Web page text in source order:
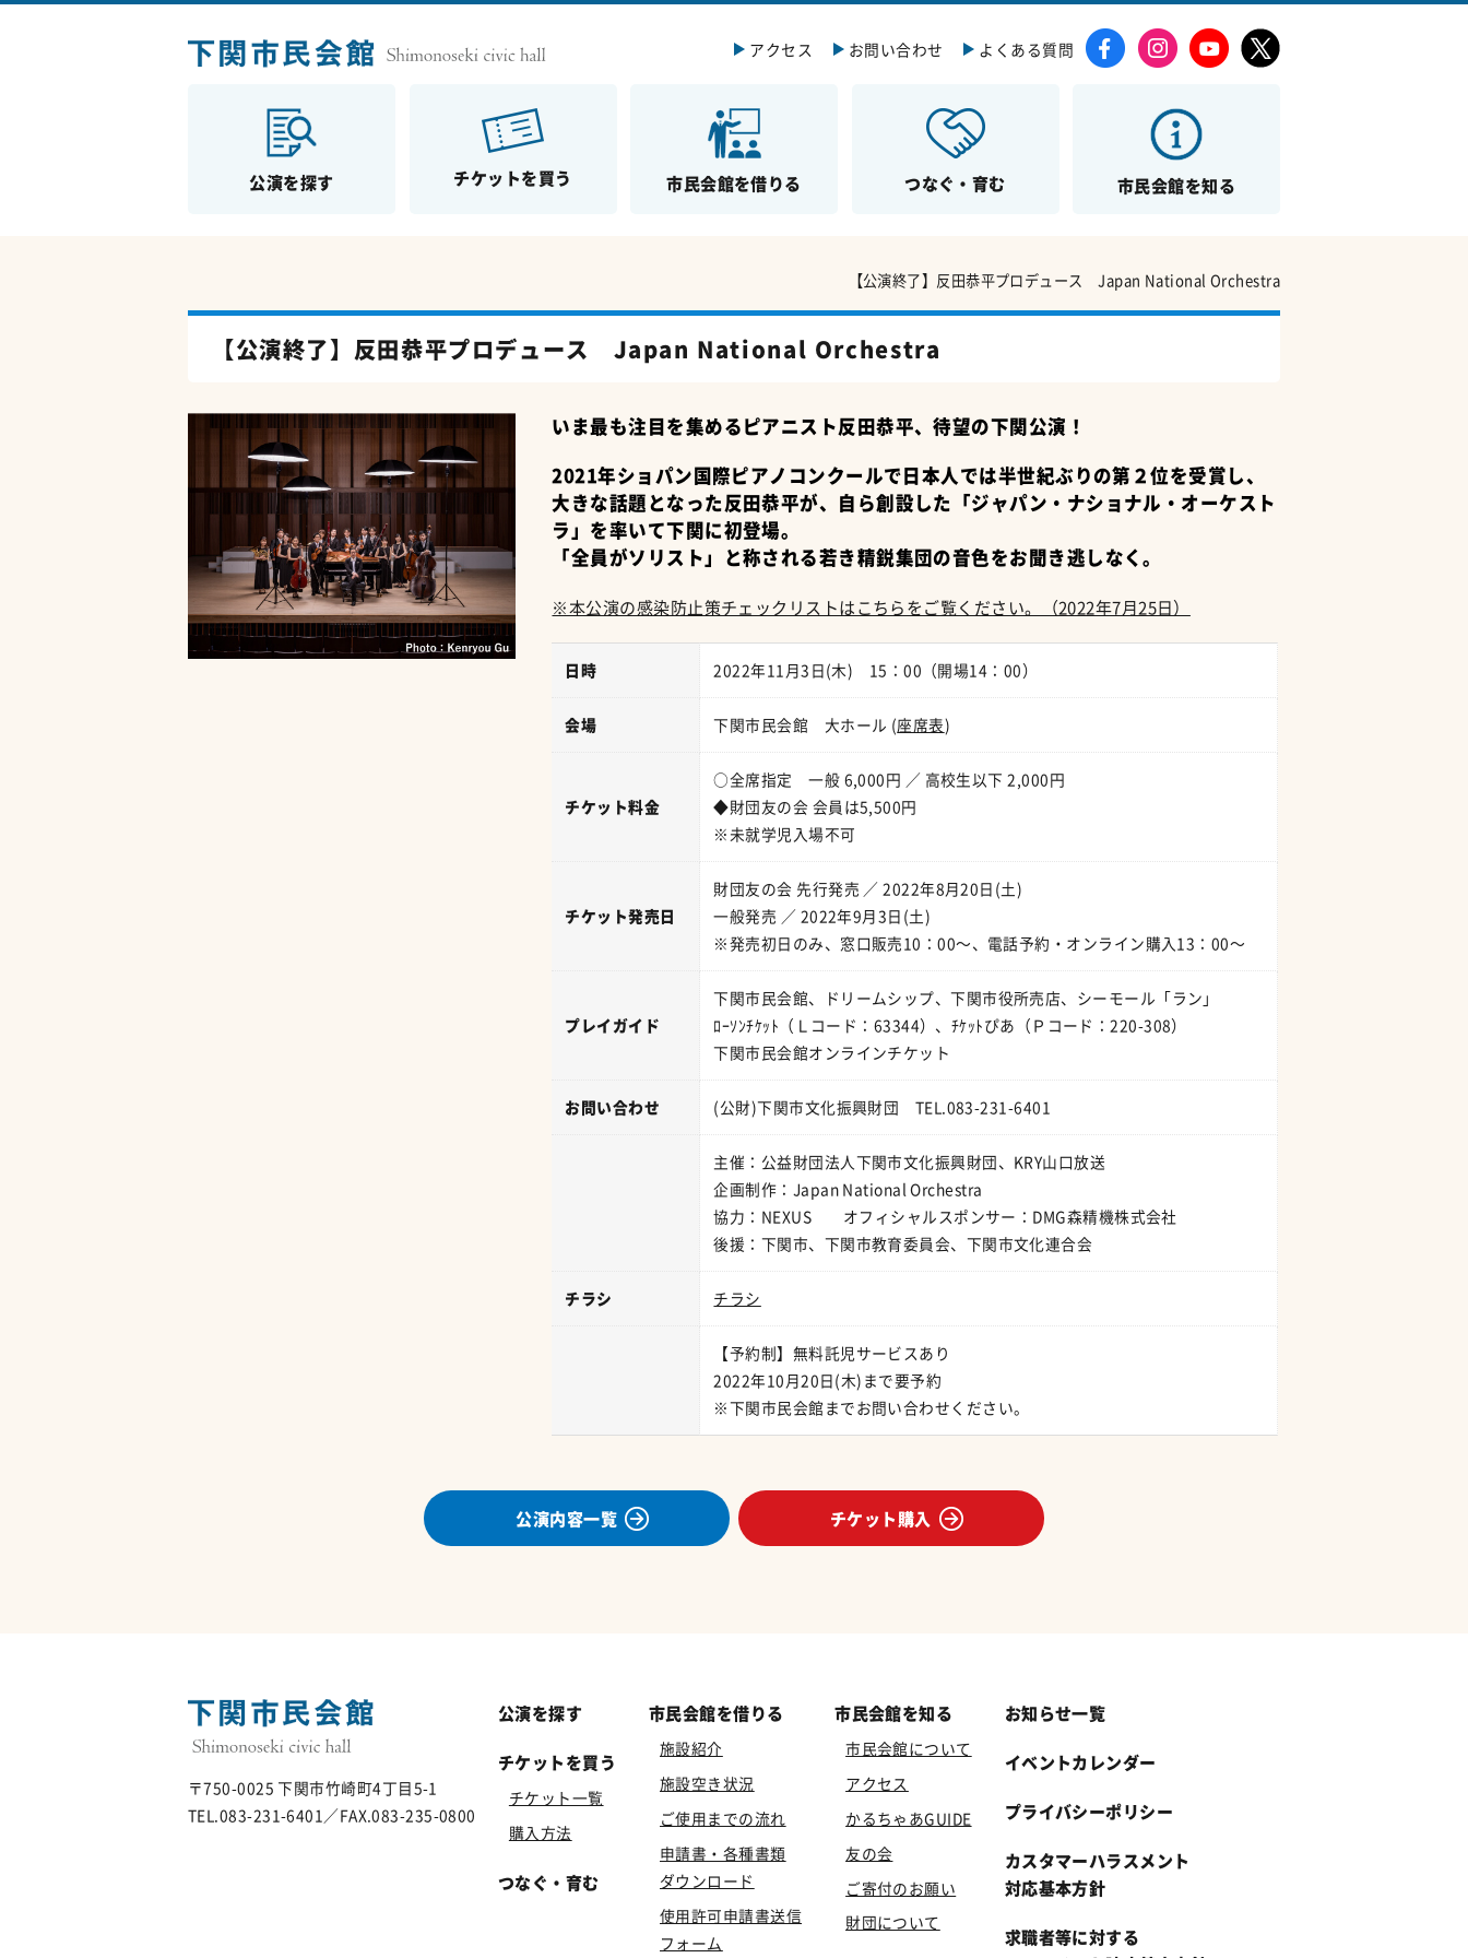
公演を探す チケットを買う 市民会館を借りる つなぐ・育む 市民会館を知る
アクセス お問い合わせ よくある質問
【公演終了】反田恭平プロデュース Japan National Orchestra
【公演終了】反田恭平プロデュース Japan National Orchestra
いま最も注目を集めるピアニスト反田恭平、待望の下関公演！
2021年ショパン国際ピアノコンクールで日本人では半世紀ぶりの第２位を受賞し、
大きな話題となった反田恭平が、自ら創設した「ジャパン・ナショナル・オーケスト
ラ」を率いて下関に初登場。
「全員がソリスト」と称される若き精鋭集団の音色をお聞き逃しなく。
※本公演の感染防止策チェックリストはこちらをご覧ください。（2022年7月25日）
日時 2022年11月3日(木) 15：00（開場14：00）
会場 下関市民会館 大ホール (座席表)
チケット料金
○全席指定 一般 6,000円 ／ 高校生以下 2,000円
◆財団友の会 会員は5,500円
※未就学児入場不可
チケット発売日
財団友の会 先行発売 ／ 2022年8月20日(土)
一般発売 ／ 2022年9月3日(土)
※発売初日のみ、窓口販売10：00～、電話予約・オンライン購入13：00～
プレイガイド
下関市民会館、ドリームシップ、下関市役所売店、シーモール「ラン」
ﾛｰｿﾝﾁｹｯﾄ（Ｌコード：63344）、ﾁｹｯﾄぴあ（Ｐコード：220-308）
下関市民会館オンラインチケット
お問い合わせ (公財)下関市文化振興財団 TEL.083-231-6401
主催：公益財団法人下関市文化振興財団、KRY山口放送
企画制作：Japan National Orchestra
協力：NEXUS オフィシャルスポンサー：DMG森精機株式会社
後援：下関市、下関市教育委員会、下関市文化連合会
チラシ チラシ
【予約制】無料託児サービスあり
2022年10月20日(木)まで要予約
※下関市民会館までお問い合わせください。
公演内容一覧 チケット購入
〒750-0025 下関市竹崎町4丁目5-1
TEL.083-231-6401／FAX.083-235-0800
公演を探す
チケットを買う
チケット一覧
購入方法
つなぐ・育む
市民会館を借りる
施設紹介
施設空き状況
ご使用までの流れ
申請書・各種書類
ダウンロード
使用許可申請書送信
フォーム
市民会館を知る
市民会館について
アクセス
かるちゃあGUIDE
友の会
ご寄付のお願い
財団について
お知らせ一覧
イベントカレンダー
プライバシーポリシー
カスタマーハラスメント
対応基本方針
求職者等に対する